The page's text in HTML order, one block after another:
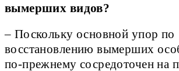
вымерших видов?
– Поскольку основной упор по
восстановлению вымерших
по-прежнему сосредоточен на